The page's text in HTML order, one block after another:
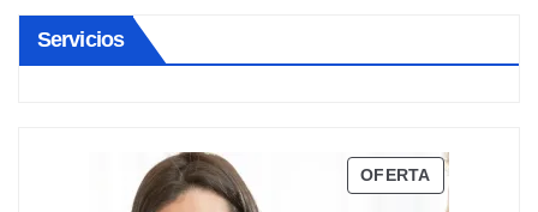
Servicios
OFERTAPRODUCTO
EN